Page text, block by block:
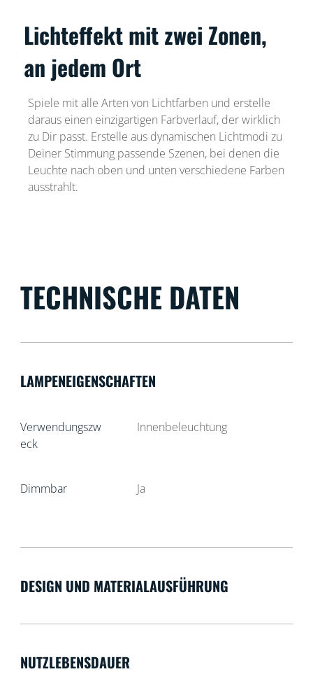
Lichteffekt mit zwei Zonen,
an jedem Ort
Spiele mit alle Arten von Lichtfarben und erstelle
daraus einen einzigartigen Farbverlauf, der wirklich
zu Dir passt. Erstelle aus dynamischen Lichtmodi zu
Deiner Stimmung passende Szenen, bei denen die
Leuchte nach oben und unten verschiedene Farben
ausstrahlt.
TECHNISCHE DATEN
LAMPENEIGENSCHAFTEN
Verwendungszw
eck
Innenbeleuchtung
Dimmbar Ja
DESIGN UND MATERIALAUSFÜHRUNG
NUTZLEBENSDAUER